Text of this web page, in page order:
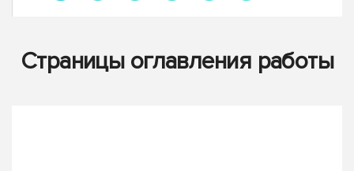
Страницы оглавления работы